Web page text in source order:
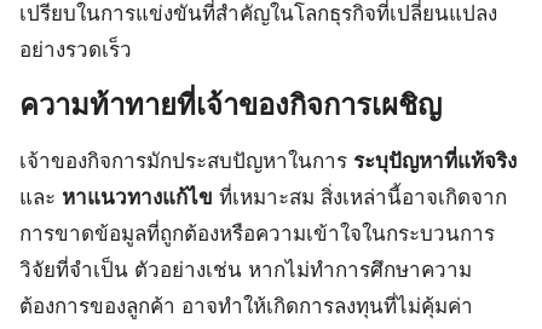
เปรียบในการแข่งขันที่สำคัญในโลกธุรกิจที่เปลี่ยนแปลง
อย่างรวดเร็ว
ความท้าทายที่เจ้าของกิจการเผชิญ
เจ้าของกิจการมักประสบปัญหาในการ ระบุปัญหาที่แท้จริง
และ หาแนวทางแก้ไข ที่เหมาะสม สิ่งเหล่านี้อาจเกิดจาก
การขาดข้อมูลที่ถูกต้องหรือความเข้าใจในกระบวนการ
วิจัยที่จำเป็น ตัวอย่างเช่น หากไม่ทำการศึกษาความ
ต้องการของลูกค้า อาจทำให้เกิดการลงทุนที่ไม่คุ้มค่า